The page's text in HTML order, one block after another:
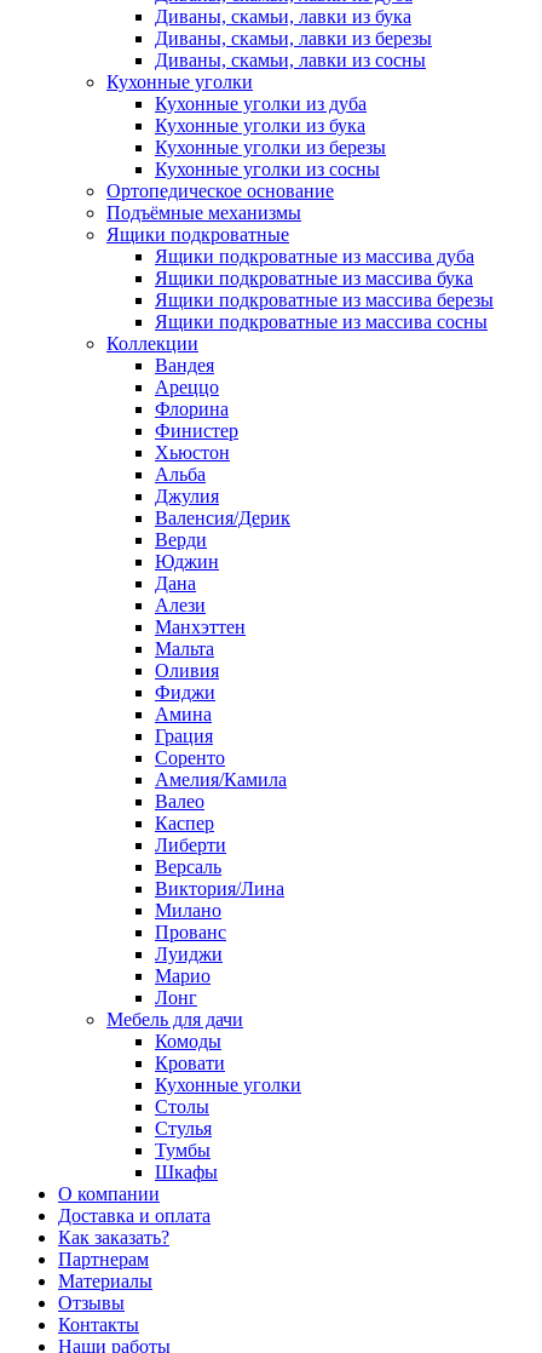
Диваны, скамьи, лавки из бука
Диваны, скамьи, лавки из березы
Диваны, скамьи, лавки из сосны
Кухонные уголки
Кухонные уголки из дуба
Кухонные уголки из бука
Кухонные уголки из березы
Кухонные уголки из сосны
Ортопедическое основание
Подъёмные механизмы
Ящики подкроватные
Ящики подкроватные из массива дуба
Ящики подкроватные из массива бука
Ящики подкроватные из массива березы
Ящики подкроватные из массива сосны
Коллекции
Вандея
Ареццо
Флорина
Финистер
Хьюстон
Альба
Джулия
Валенсия/Дерик
Верди
Юджин
Дана
Алези
Манхэттен
Мальта
Оливия
Фиджи
Амина
Грация
Соренто
Амелия/Камила
Валео
Каспер
Либерти
Версаль
Виктория/Лина
Милано
Прованс
Луиджи
Марио
Лонг
Мебель для дачи
Комоды
Кровати
Кухонные уголки
Столы
Стулья
Тумбы
Шкафы
О компании
Доставка и оплата
Как заказать?
Партнерам
Материалы
Отзывы
Контакты
Наши работы